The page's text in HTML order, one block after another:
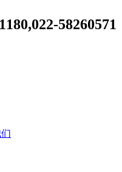
58260571